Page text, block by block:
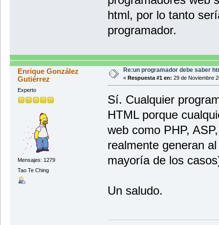
html, por lo tanto
programador.
Enrique González
Gutiérrez
Experto
Mensajes: 1279
Tao Te Ching
Re:un programador debe saber
« Respuesta #1 en: 29 de Noviembre
Sí. Cualquier
HTML porque
web como PHP,
realmente generan
mayoría de los
Un saludo.